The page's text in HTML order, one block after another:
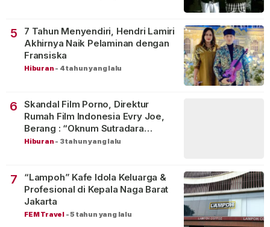
5
7 Tahun Menyendiri, Hendri Lamiri
Akhirnya Naik Pelaminan dengan
Fransiska
Hiburan - 4 tahun yang lalu
6
Skandal Film Porno, Direktur
Rumah Film Indonesia Evry Joe,
Berang : “Oknum Sutradara
Merusak Perfilman Indonesia”!
Hiburan - 3 tahun yang lalu
7
“Lampoh” Kafe Idola Keluarga &
Profesional di Kepala Naga Barat
Jakarta
FEM Travel -5 tahun yang lalu